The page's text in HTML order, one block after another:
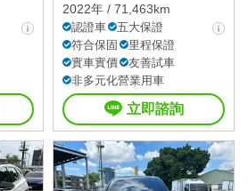
2022年 / 71,463km
認證車
五大保證
符合保固
里程保證
實車實價
友善試車
非多元化營業用車
立即諮詢